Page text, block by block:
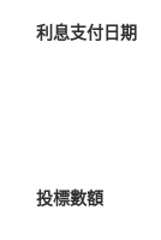
利息支付日期
投標數額